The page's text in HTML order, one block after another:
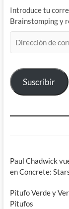
Introduce tu
Brainstomping y
de
electrónico
Suscribir
Paul Chadwick
en Concrete:
Pitufo Verde y
Pitufos